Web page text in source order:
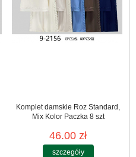
Komplet damskie Roz Standard,
Mix Kolor Paczka 8 szt
46.00 zł
szczegóły